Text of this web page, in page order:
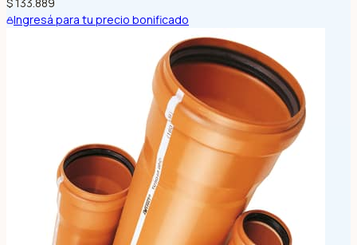
$ 133.889
Ingresá para tu precio bonificado